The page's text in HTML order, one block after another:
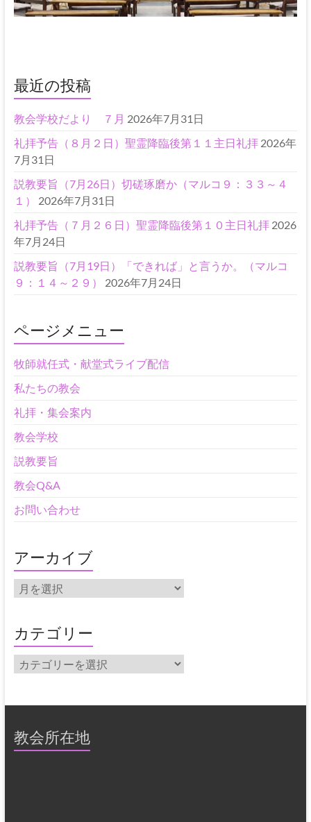
最近の投稿
教会学校だより ７月 2026年7月31日
礼拝予告（８月２日）聖霊降臨後第１１主日礼拝 2026年
7月31日
説教要旨（7月26日）切磋琢磨か（マルコ９：３３～４
１）
2026年7月31日
礼拝予告（７月２６日）聖霊降臨後第１０主日礼拝 2026
年7月24日
説教要旨（7月19日）「できれば」と言うか。（マルコ
９：１４～２９）
2026年7月24日
ページメニュー
牧師就任式・献堂式ライブ配信
私たちの教会
礼拝・集会案内
教会学校
説教要旨
教会Q&A
お問い合わせ
アーカイブ
ア
ー
イ
ブ
カテゴリー
カ
テ
教会所在地